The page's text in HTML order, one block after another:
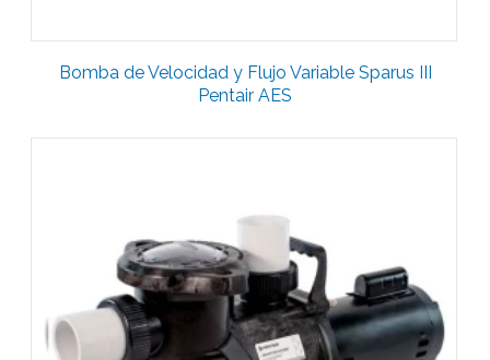
Bomba de Velocidad y Flujo Variable Sparus III
Pentair AES